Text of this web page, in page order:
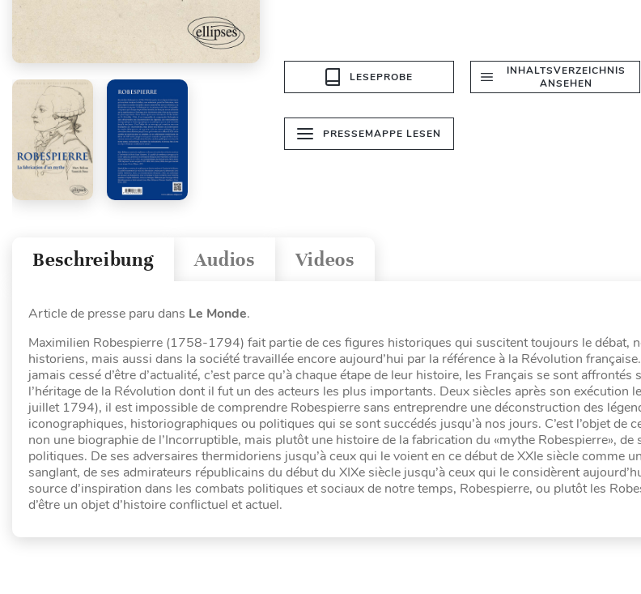
LESEPROBE
INHALTSVERZEICHNIS
ANSEHEN
PRESSEMAPPE LESEN
Videos
Audios
Beschreibung
Article de presse paru dans Le Monde.
Maximilien Robespierre (1758-1794) fait partie de ces figures historiques qui suscitent toujours le débat,
historiens, mais aussi dans la société travaillée encore aujourd’hui par la référence à la Révolution
jamais cessé d’être d’actualité, c’est parce qu’à chaque étape de leur histoire, les Français se sont
l’héritage de la Révolution dont il fut un des acteurs les plus importants. Deux siècles après son exécution
juillet 1794), il est impossible de comprendre Robespierre sans entreprendre une déconstruction des
iconographiques, historiographiques ou politiques qui se sont succédés jusqu’à nos jours. C’est l’objet de
non une biographie de l’Incorruptible, mais plutôt une histoire de la fabrication du «mythe Robespierre», de
politiques. De ses adversaires thermidoriens jusqu’à ceux qui le voient en ce début de XXIe siècle comme
sanglant, de ses admirateurs républicains du début du XIXe siècle jusqu’à ceux qui le considèrent
source d’inspiration dans les combats politiques et sociaux de notre temps, Robespierre, ou plutôt les
d’être un objet d’histoire conflictuel et actuel.